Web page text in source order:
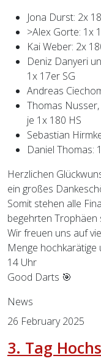
Jona Durst: 2x
>Alex Gorte: 1x
Kai Weber: 2x
Deniz Danyeri
1x 17er SG
Andreas
Thomas
je 1x 180 HS
Sebastian
Daniel Thomas:
Herzlichen
ein großes
Somit stehen alle
begehrten Trophäen
Wir freuen uns auf
Menge hochkarätige
14 Uhr
Good Darts 🎯
News
26 February 2025
3. Tag